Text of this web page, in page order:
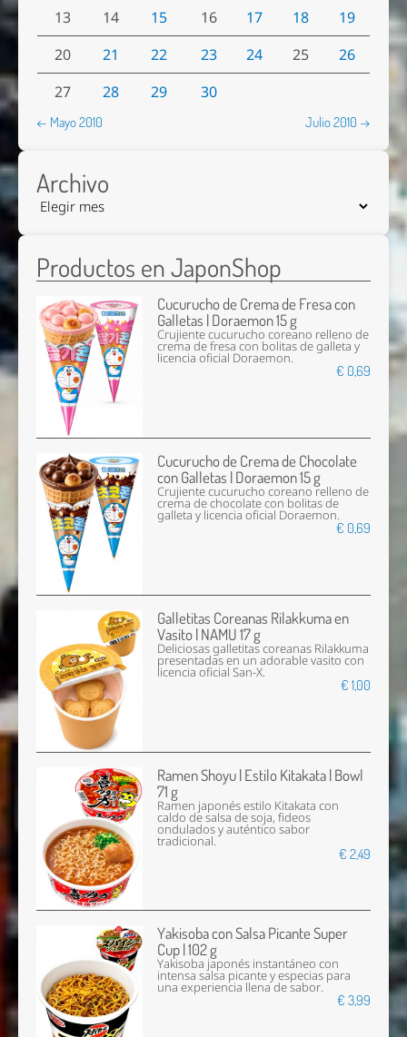
13 14 15 16 17 18
19
20
21 22 23 24 25
26
27
28 29 30
← Mayo 2010 Julio 2010 →
Archivo
Productos en JaponShop
Cucurucho de Crema de Fresa con
Galletas | Doraemon 15 g
Crujiente cucurucho coreano relleno de
crema de fresa con bolitas de galleta y
licencia oficial Doraemon.
€ 0,69
Cucurucho de Crema de Chocolate
con Galletas | Doraemon 15 g
Crujiente cucurucho coreano relleno de
crema de chocolate con bolitas de
galleta y licencia oficial Doraemon.
€ 0,69
Galletitas Coreanas Rilakkuma en
Vasito | NAMU 17 g
Deliciosas galletitas coreanas Rilakkuma
presentadas en un adorable vasito con
licencia oficial San-X.
€ 1,00
Ramen Shoyu | Estilo Kitakata | Bowl
71 g
Ramen japonés estilo Kitakata con
caldo de salsa de soja, fideos
ondulados y auténtico sabor
tradicional.
€ 2,49
Yakisoba con Salsa Picante Super
Cup | 102 g
Yakisoba japonés instantáneo con
intensa salsa picante y especias para
una experiencia llena de sabor.
€ 3,99